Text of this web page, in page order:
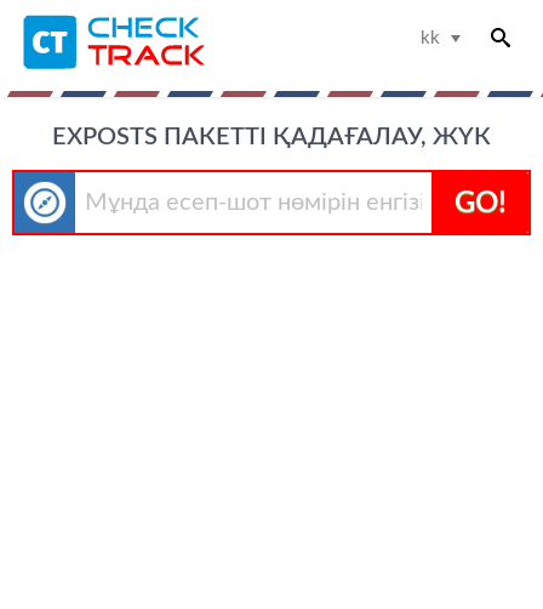
kk
EXPOSTS ПАКЕТТІ ҚАДАҒАЛАУ, ЖҮК
GO!